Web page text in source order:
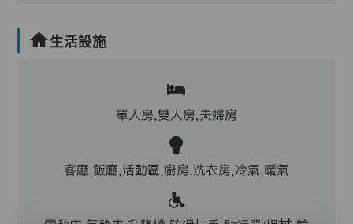
生活設施
單人房,雙人房,夫婦房
客廳,飯廳,活動區,廚房,洗衣房,冷氣,暖氣